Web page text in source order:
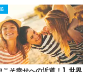
は、そのものに飛